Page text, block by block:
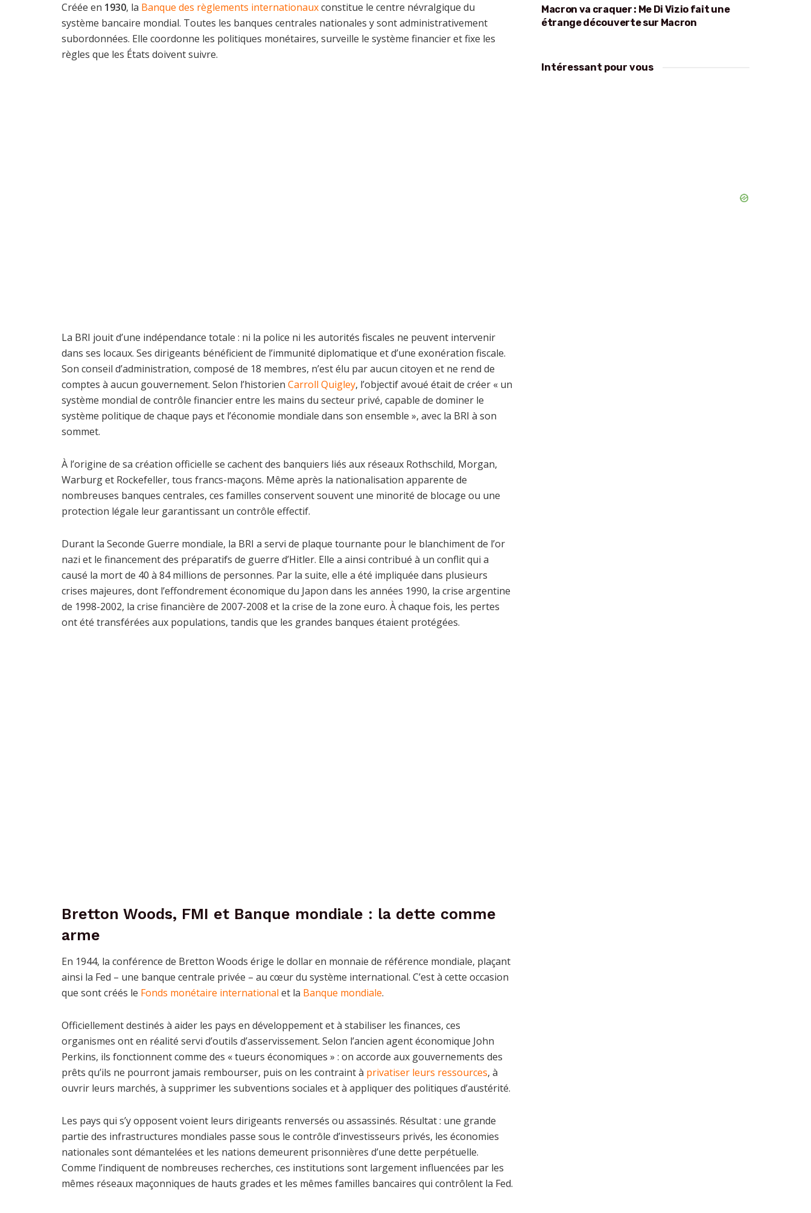
Créée en 1930, la Banque des règlements internationauxconstitue le centre névralgique du
système bancaire mondial. Toutes les banques centrales nationales y sont administrativement
subordonnées. Elle coordonne les politiques monétaires, surveille le système financier et fixe les
règles que les États doivent suivre.
La BRI jouit d’une indépendance totale : ni la police ni les autorités fiscales ne peuvent intervenir
dans ses locaux. Ses dirigeants bénéficient de l’immunité diplomatique et d’une exonération fiscale.
Son conseil d’administration, composé de 18 membres, n’est élu par aucun citoyen et ne rend de
comptes à aucun gouvernement. Selon l’historien Carroll Quigley, l’objectif avoué était de créer « un
système mondial de contrôle financier entre les mains du secteur privé, capable de dominer le
système politique de chaque pays et l’économie mondiale dans son ensemble », avec la BRI à son
sommet.
À l’origine de sa création officielle se cachent des banquiers liés aux réseaux Rothschild, Morgan,
Warburg et Rockefeller, tous francs-maçons. Même après la nationalisation apparente de
nombreuses banques centrales, ces familles conservent souvent une minorité de blocage ou une
protection légale leur garantissant un contrôle effectif.
Durant la Seconde Guerre mondiale, la BRI a servi de plaque tournante pour le blanchiment de l’or
nazi et le financement des préparatifs de guerre d’Hitler. Elle a ainsi contribué à un conflit qui a
causé la mort de 40 à 84 millions de personnes. Par la suite, elle a été impliquée dans plusieurs
crises majeures, dont l’effondrement économique du Japon dans les années 1990, la crise argentine
de 1998-2002, la crise financière de 2007-2008 et la crise de la zone euro. À chaque fois, les pertes
ont été transférées aux populations, tandis que les grandes banques étaient protégées.
Bretton Woods, FMI et Banque mondiale : la dette comme
arme
En 1944, la conférence de Bretton Woods érige le dollar en monnaie de référence mondiale, plaçant
ainsi la Fed – une banque centrale privée – au cœur du système international. C’est à cette occasion
que sont créés le Fonds monétaire international et la Banque mondiale.
Officiellement destinés à aider les pays en développement et à stabiliser les finances, ces
organismes ont en réalité servi d’outils d’asservissement. Selon l’ancien agent économique John
Perkins, ils fonctionnent comme des « tueurs économiques » : on accorde aux gouvernements des
prêts qu’ils ne pourront jamais rembourser, puis on les contraint à privatiser leurs ressources, à
ouvrir leurs marchés, à supprimer les subventions sociales et à appliquer des politiques d’austérité.
Les pays qui s’y opposent voient leurs dirigeants renversés ou assassinés. Résultat : une grande
partie des infrastructures mondiales passe sous le contrôle d’investisseurs privés, les économies
nationales sont démantelées et les nations demeurent prisonnières d’une dette perpétuelle.
Comme l’indiquent de nombreuses recherches, ces institutions sont largement influencées par les
mêmes réseaux maçonniques de hauts grades et les mêmes familles bancaires qui contrôlent la Fed.
Macron va craquer : Me Di Vizio fait une
étrange découverte sur Macron
Intéressant pour vous